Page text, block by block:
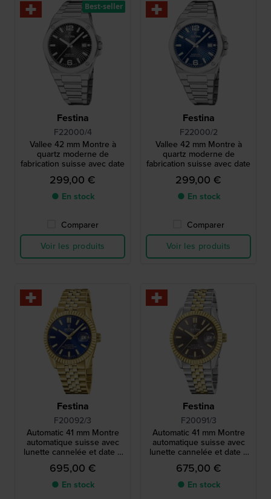
Festina
F22000/4
Vallee 42 mm Montre à
quartz moderne de
fabrication suisse avec date
299,00 €
● En stock
Comparer
Voir les produits
Best-seller
Festina
F22000/2
Vallee 42 mm Montre à
quartz moderne de
fabrication suisse avec date
299,00 €
● En stock
Comparer
Voir les produits
Festina
F20092/3
Automatic 41 mm Montre
automatique suisse avec
lunette cannelée et date à
bulle
695,00 €
● En stock
Festina
F20091/3
Automatic 41 mm Montre
automatique suisse avec
lunette cannelée et date à
bulle
675,00 €
● En stock